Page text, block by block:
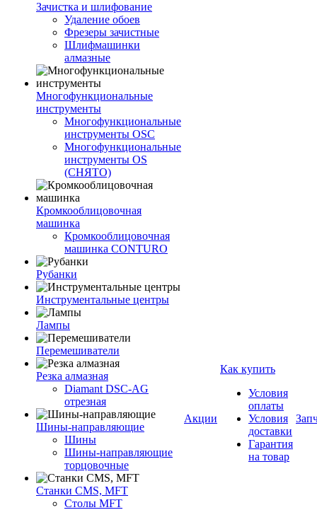
Зачистка и шлифование
Удаление обоев
Фрезеры зачистные
Шлифмашинки
алмазные
Многофункциональные
инструменты
Многофункциональные
инструменты OSC
Многофункциональные
инструменты OS
(СНЯТО)
Кромкооблицовочная
машинка
Кромкооблицовочная
машинка CONTURO
Рубанки
Инструментальные центры
Лампы
Перемешиватели
Резка алмазная
Diamant DSC-AG
отрезная
Шины-направляющие
Шины
Шины-направляющие
торцовочные
Станки CMS, MFT
Столы MFT
Акции
Как купить
Условия
оплаты
Условия
доставки
Гарантия
на товар